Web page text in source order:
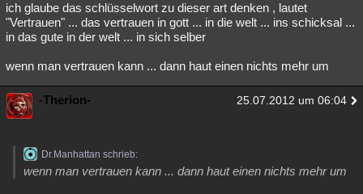
ich glaube das schlüsselwort zu dieser art denken , lautet
"Vertrauen" ... das vertrauen in gott ... in die welt ... ins schicksal ...
in das gute in der welt ... in sich selber
wenn man vertrauen kann ... dann haut einen nichts mehr um
-Therion- 25.07.2012 um 06:04
Dr.Manhattan schrieb:
wenn man vertrauen kann ... dann haut einen nichts mehr um